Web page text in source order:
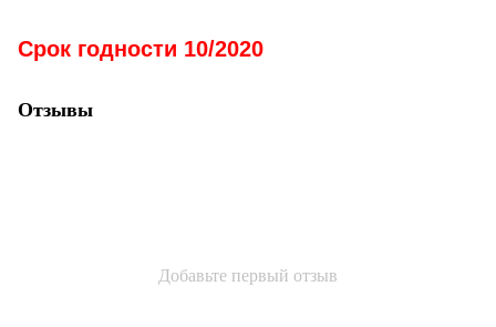
Срок годности 10/2020
Отзывы
Добавьте первый отзыв